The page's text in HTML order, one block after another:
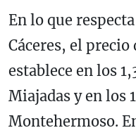
En lo que
Cáceres, el precio
establece en los
Miajadas y en los
Montehermoso.